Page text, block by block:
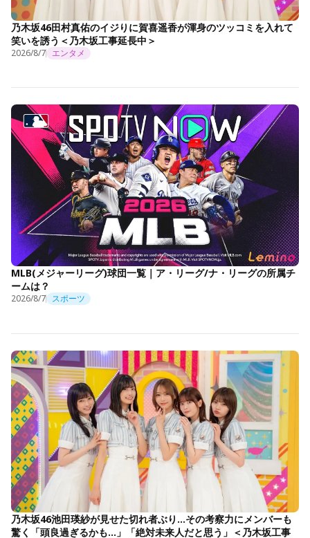
乃木坂46田村真佑のイジりに賀喜遥香が渾身のツッコミを入れて
笑いを誘う＜乃木坂工事延長中＞
2026/8/7 エンタメ
MLB(メジャーリーグ)球団一覧｜ア・リーグ/ナ・リーグの所属チ
ームは？
2026/8/7 スポーツ
乃木坂46池田瑛紗が見せた切れ者ぶり…その考察力にメンバーも
驚く「頭良過ぎるかも…」「絶対未来人だと思う」＜乃木坂工事